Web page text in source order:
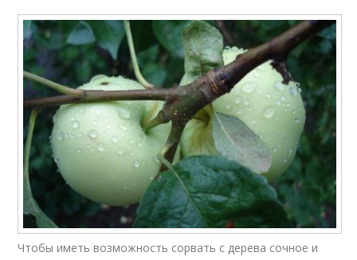
Чтобы иметь возможность сорвать с дерева сочное и